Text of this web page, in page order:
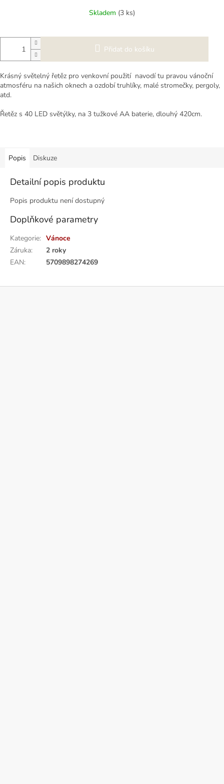
Skladem (3 ks)
Přidat do košíku
Krásný světelný řetěz pro venkovní použití navodí tu pravou vánoční
atmosféru na našich oknech a ozdobí truhlíky, malé stromečky, pergoly,
atd.
Řetěz s 40 LED světýlky, na 3 tužkové AA baterie, dlouhý 420cm.
Popis Diskuze
Detailní popis produktu
Popis produktu není dostupný
Doplňkové parametry
Kategorie: Vánoce
Záruka:
2 roky
EAN: 5709898274269
Z